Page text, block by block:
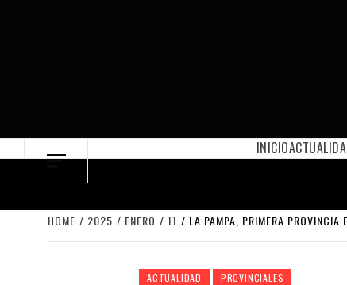
INICIO
HOME 2025 ENERO 11 LA PAMPA, PRIMERA PROVINCIA
ACTUALIDAD PROVINCIALES